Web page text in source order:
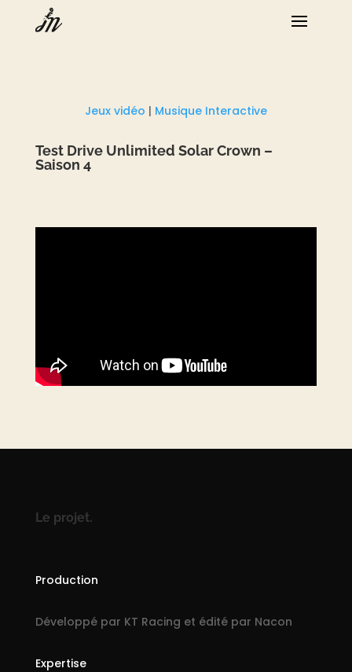
Jeux vidéo | Musique Interactive
Test Drive Unlimited Solar Crown –
Saison 4
Le projet.
Production
Développé par KT Racing et édité par Nacon
Expertise